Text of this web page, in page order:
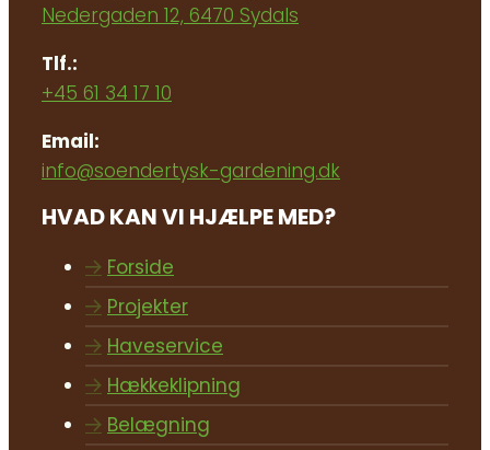
Nedergaden 12, 6470 Sydals
Tlf.:
+45 61 34 17 10
Email:
info@soendertysk-gardening.dk
HVAD KAN VI HJÆLPE MED?
Forside
Projekter
Haveservice
Hækkeklipning
Belægning